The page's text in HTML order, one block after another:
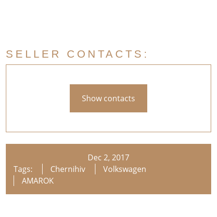
SELLER CONTACTS:
Show contacts
Dec 2, 2017
Tags:
Chernihiv
Volkswagen
AMAROK